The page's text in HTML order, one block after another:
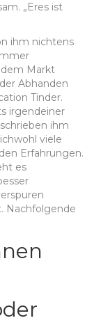
„Eres ist
ihm nichtens
dem Markt
Abhanden
Tinder.
irgendeiner
ihm
viele
Erfahrungen.
es
Nachfolgende